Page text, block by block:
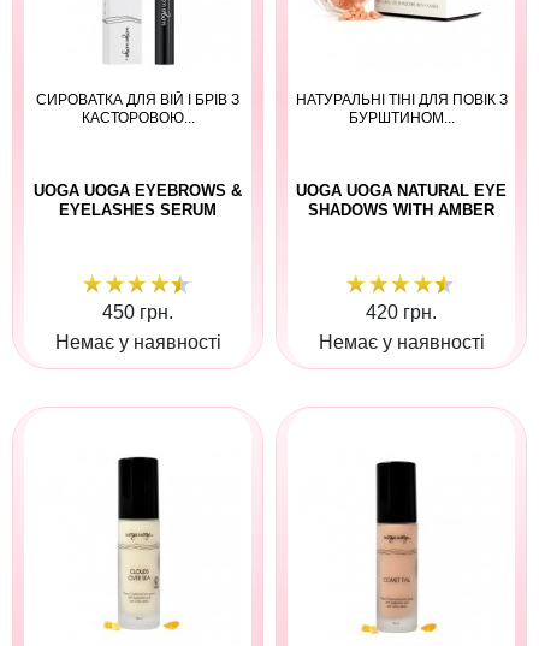
СИРОВАТКА ДЛЯ ВІЙ І БРІВ З
КАСТОРОВОЮ...
UOGA UOGA EYEBROWS &
EYELASHES SERUM
450 грн.
Немає у наявності
НАТУРАЛЬНІ ТІНІ ДЛЯ ПОВІК З
БУРШТИНОМ...
UOGA UOGA NATURAL EYE
SHADOWS WITH AMBER
420 грн.
Немає у наявності